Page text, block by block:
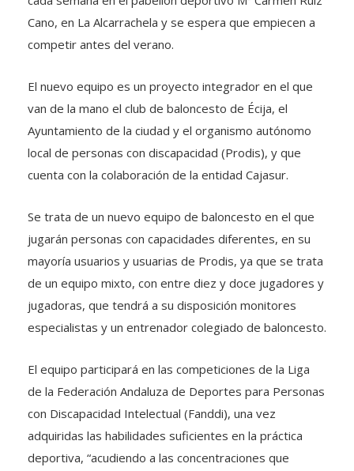
Cano, en La Alcarrachela y se espera que empiecen a
competir antes del verano.
El nuevo equipo es un proyecto integrador en el que
van de la mano el club de baloncesto de Écija, el
Ayuntamiento de la ciudad y el organismo autónomo
local de personas con discapacidad (Prodis), y que
cuenta con la colaboración de la entidad Cajasur.
Se trata de un nuevo equipo de baloncesto en el que
jugarán personas con capacidades diferentes, en su
mayoría usuarios y usuarias de Prodis, ya que se trata
de un equipo mixto, con entre diez y doce jugadores y
jugadoras, que tendrá a su disposición monitores
especialistas y un entrenador colegiado de baloncesto.
El equipo participará en las competiciones de la Liga
de la Federación Andaluza de Deportes para Personas
con Discapacidad Intelectual (Fanddi), una vez
adquiridas las habilidades suficientes en la práctica
deportiva, “acudiendo a las concentraciones que